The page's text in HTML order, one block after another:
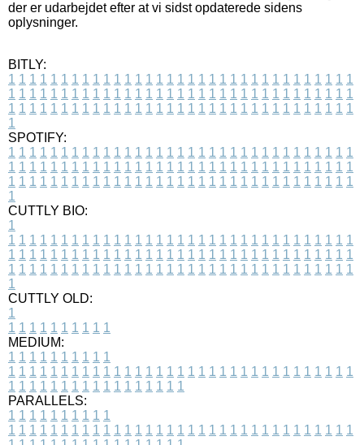
der er udarbejdet efter at vi sidst opdaterede sidens
oplysninger.
BITLY:
1 1 1 1 1 1 1 1 1 1 1 1 1 1 1 1 1 1 1 1 1 1 1 1 1 1 1 1 1 1 1 1 1
1 1 1 1 1 1 1 1 1 1 1 1 1 1 1 1 1 1 1 1 1 1 1 1 1 1 1 1 1 1 1 1 1
1 1 1 1 1 1 1 1 1 1 1 1 1 1 1 1 1 1 1 1 1 1 1 1 1 1 1 1 1 1 1 1 1
1
SPOTIFY:
1 1 1 1 1 1 1 1 1 1 1 1 1 1 1 1 1 1 1 1 1 1 1 1 1 1 1 1 1 1 1 1 1
1 1 1 1 1 1 1 1 1 1 1 1 1 1 1 1 1 1 1 1 1 1 1 1 1 1 1 1 1 1 1 1 1
1 1 1 1 1 1 1 1 1 1 1 1 1 1 1 1 1 1 1 1 1 1 1 1 1 1 1 1 1 1 1 1 1
1
CUTTLY BIO:
1
1 1 1 1 1 1 1 1 1 1 1 1 1 1 1 1 1 1 1 1 1 1 1 1 1 1 1 1 1 1 1 1 1
1 1 1 1 1 1 1 1 1 1 1 1 1 1 1 1 1 1 1 1 1 1 1 1 1 1 1 1 1 1 1 1 1
1 1 1 1 1 1 1 1 1 1 1 1 1 1 1 1 1 1 1 1 1 1 1 1 1 1 1 1 1 1 1 1 1
1
CUTTLY OLD:
1
1 1 1 1 1 1 1 1 1 1
MEDIUM:
1 1 1 1 1 1 1 1 1 1
1 1 1 1 1 1 1 1 1 1 1 1 1 1 1 1 1 1 1 1 1 1 1 1 1 1 1 1 1 1 1 1 1
1 1 1 1 1 1 1 1 1 1 1 1 1 1 1 1 1
PARALLELS:
1 1 1 1 1 1 1 1 1 1
1 1 1 1 1 1 1 1 1 1 1 1 1 1 1 1 1 1 1 1 1 1 1 1 1 1 1 1 1 1 1 1 1